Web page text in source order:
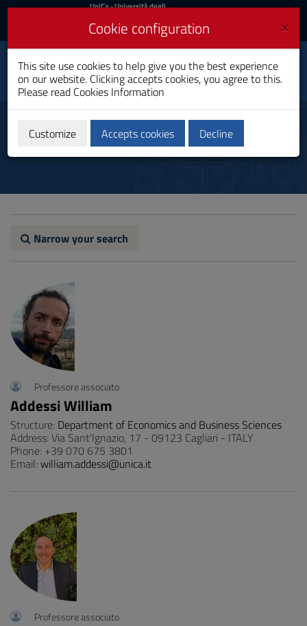
Skip
Content
to
Go
UniCa
Login
UniCa- Università degli
Login UniCA News
Toggle
navigation
Business and
Economics
Bachelor's Degree
Teachers
Narrow your search
Professore associato
Addessi William
Structure: Department of Economics and Business Sciences
Address: Via Sant'Ignazio, 17 - 09123 Cagliari - ITALY
Phone: +39 070 675 3801
Email: william.addessi@unica.it
Professore associato
×
Cookie configuration
This site use cookies to help give you the best experience
on our website. Clicking accepts cookies, you agree to this.
Please read Cookies Information
Customize Accepts cookies Decline